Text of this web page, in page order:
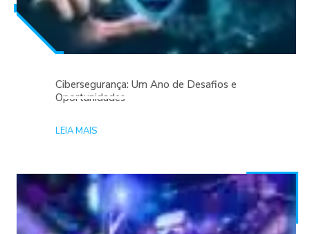
Cibersegurança: Um Ano de Desafios e
Oportunidades
LEIA MAIS